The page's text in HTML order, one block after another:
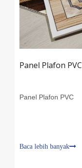
Panel Plafon PVC
Panel Plafon PVC
Baca lebih banyak